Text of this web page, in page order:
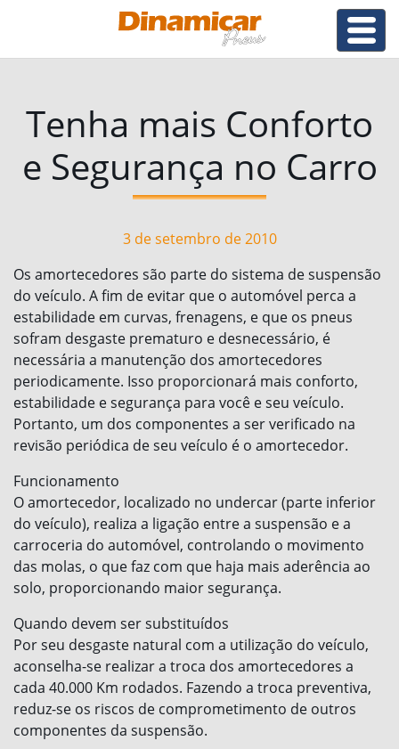
Tenha mais Conforto
e Segurança no Carro
3 de setembro de 2010
Os amortecedores são parte do sistema de suspensão
do veículo. A fim de evitar que o automóvel perca a
estabilidade em curvas, frenagens, e que os pneus
sofram desgaste prematuro e desnecessário, é
necessária a manutenção dos amortecedores
periodicamente. Isso proporcionará mais conforto,
estabilidade e segurança para você e seu veículo.
Portanto, um dos componentes a ser verificado na
revisão periódica de seu veículo é o amortecedor.
Funcionamento
O amortecedor, localizado no undercar (parte inferior
do veículo), realiza a ligação entre a suspensão e a
carroceria do automóvel, controlando o movimento
das molas, o que faz com que haja mais aderência ao
solo, proporcionando maior segurança.
Quando devem ser substituídos
Por seu desgaste natural com a utilização do veículo,
aconselha-se realizar a troca dos amortecedores a
cada 40.000 Km rodados. Fazendo a troca preventiva,
reduz-se os riscos de comprometimento de outros
componentes da suspensão.